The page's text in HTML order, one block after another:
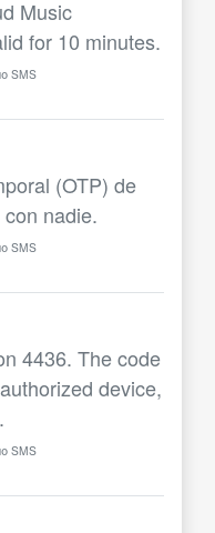
Music
for 10 minutes.
SMS
(OTP) de
nadie.
SMS
4436. The code
device,
SMS